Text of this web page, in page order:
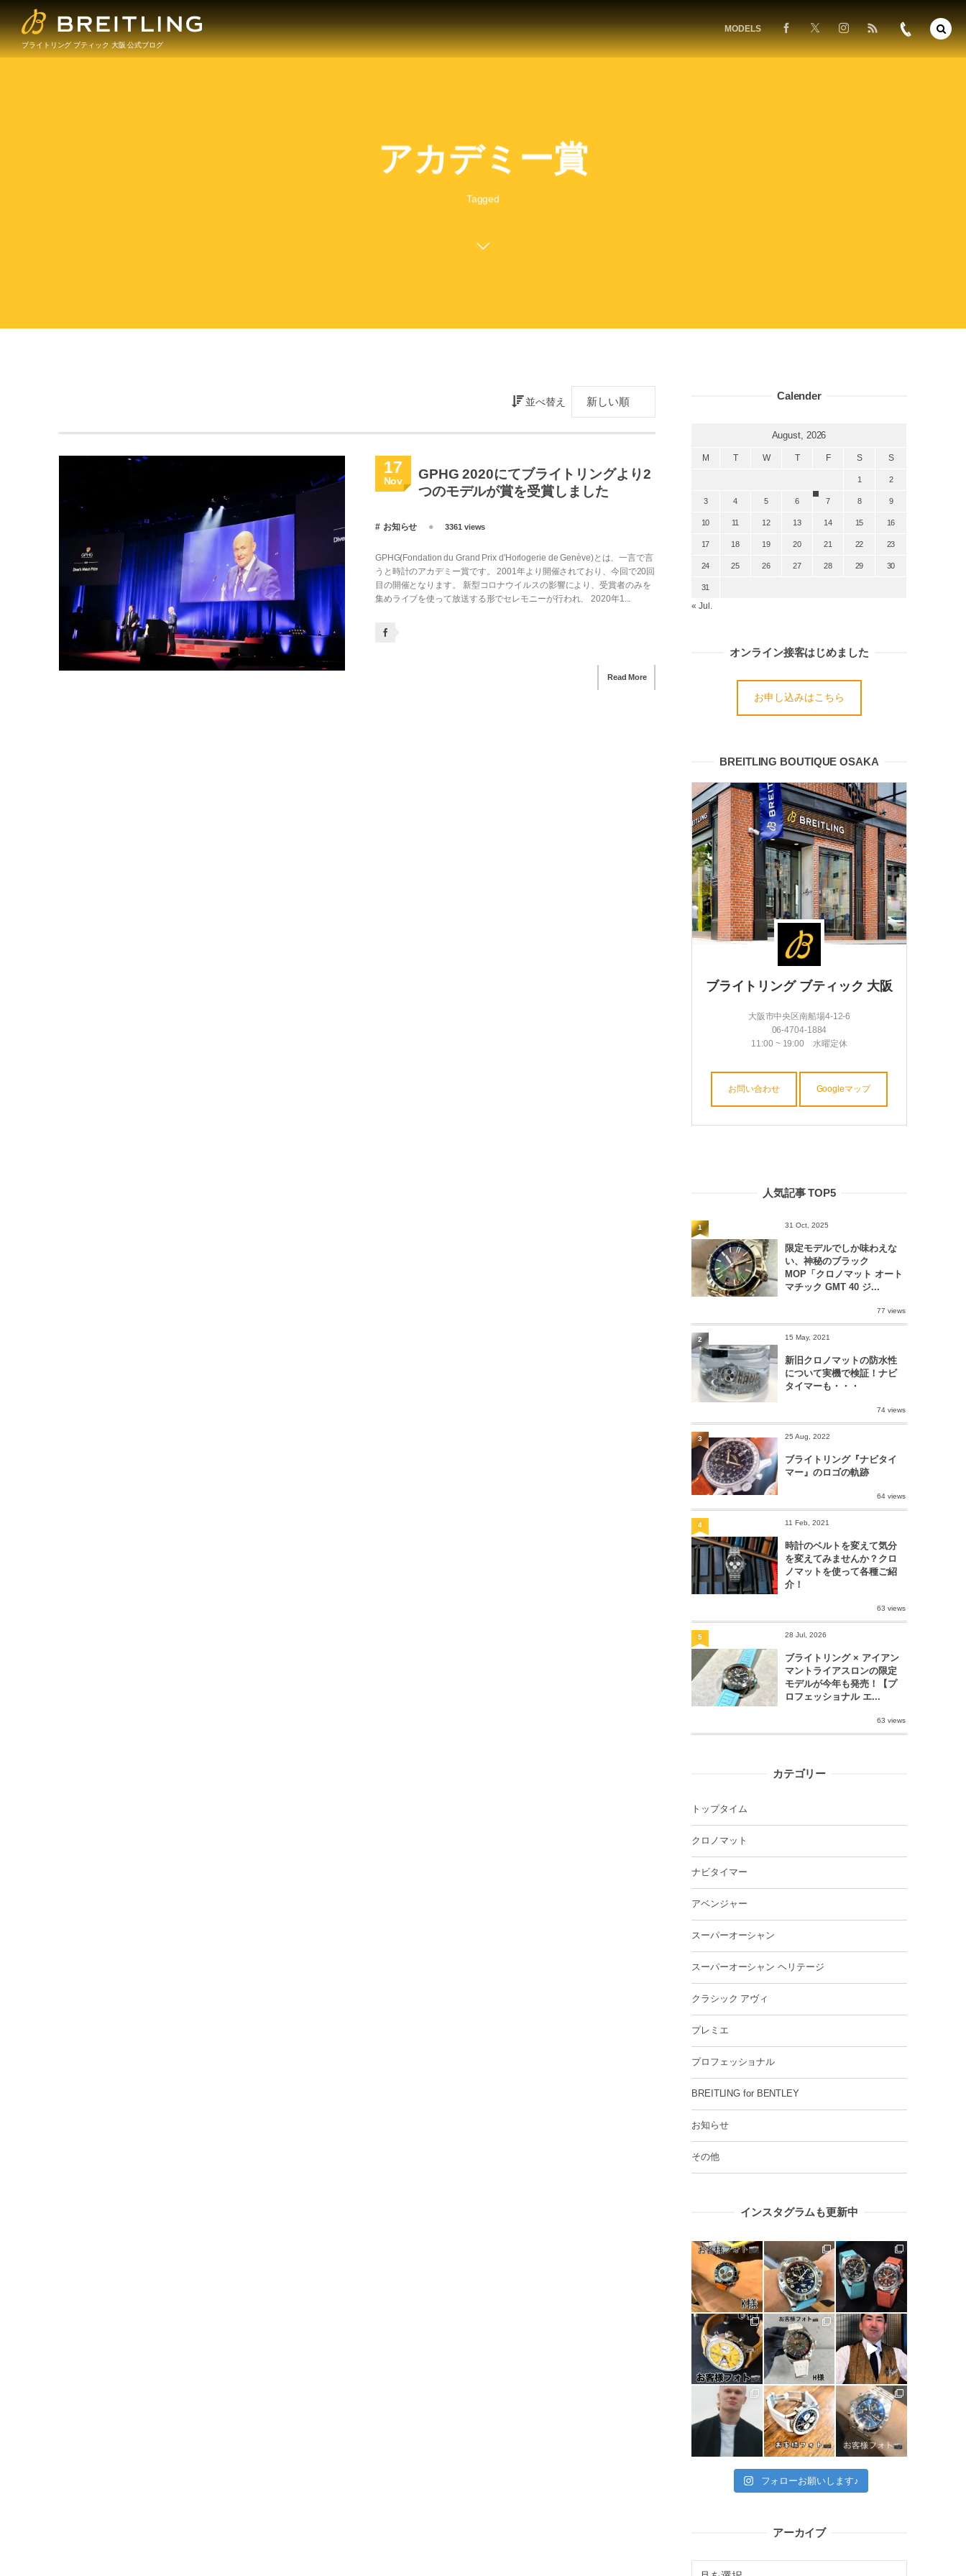
ブライトリング ブティック 大阪 公式ブログ
MODELS
アカデミー賞
Tagged
並べ替え
17
Nov
GPHG 2020にてブライトリングより2
つのモデルが賞を受賞しました
お知らせ 3361 views
GPHG(Fondation du Grand Prix d'Horlogerie de Genève)とは、一言で言
うと時計のアカデミー賞です。 2001年より開催されており、今回で20回
目の開催となります。 新型コロナウイルスの影響により、受賞者のみを
集めライブを使って放送する形でセレモニーが行われ、 2020年1...
Read More
Calender
August, 2026
M T W T F S S
1 2
3 4 5 6 7 8 9
10 11 12 13 14 15 16
17 18 19 20 21 22 23
24 25 26 27 28 29 30
31
« Jul.
オンライン接客はじめました
お申し込みはこちら
BREITLING BOUTIQUE OSAKA
ブライトリング ブティック 大阪
大阪市中央区南船場4-12-6
06-4704-1884
11:00 ~ 19:00 水曜定休
お問い合わせ Googleマップ
人気記事 TOP5
31 Oct, 2025
限定モデルでしか味わえな
い、神秘のブラック
MOP「クロノマット オート
マチック GMT 40 ジ...
77 views
1
15 May, 2021
新旧クロノマットの防水性
について実機で検証！ナビ
タイマーも・・・
74 views
2
25 Aug, 2022
ブライトリング『ナビタイ
マー』のロゴの軌跡
64 views
3
11 Feb, 2021
時計のベルトを変えて気分
を変えてみませんか？クロ
ノマットを使って各種ご紹
介！
63 views
4
28 Jul, 2026
ブライトリング × アイアン
マントライアスロンの限定
モデルが今年も発売！【プ
ロフェッショナル エ...
63 views
5
カテゴリー
トップタイム
クロノマット
ナビタイマー
アベンジャー
スーパーオーシャン
スーパーオーシャン ヘリテージ
クラシック アヴィ
プレミエ
プロフェッショナル
BREITLING for BENTLEY
お知らせ
その他
インスタグラムも更新中
フォローお願いします♪
アーカイブ